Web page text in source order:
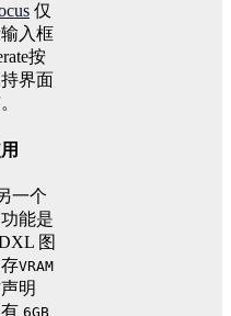
仅
入框
按
界面
一个
能是
图
VRAM
明
6GB